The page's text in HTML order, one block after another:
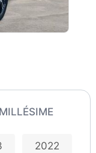
2022